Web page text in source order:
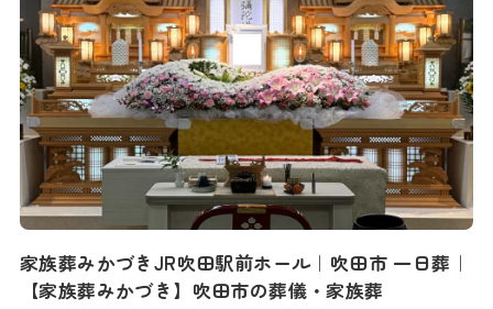
家族葬みかづきJR吹田駅前ホール｜吹田市 一日葬｜
【家族葬みかづき】吹田市の葬儀・家族葬